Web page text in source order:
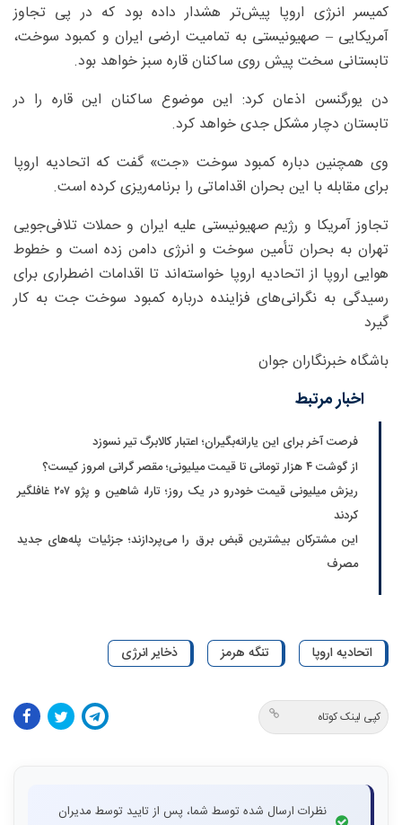
کمیسر انرژی اروپا پیش‌تر هشدار داده بود که در پی تجاوز
آمریکایی – صهیونیستی به تمامیت ارضی ایران و کمبود سوخت،
تابستانی سخت پیش روی ساکنان قاره سبز خواهد بود.
دن یورگنسن اذعان کرد: این موضوع ساکنان این قاره را در
تابستان دچار مشکل جدی خواهد کرد.
وی همچنین دباره کمبود سوخت «جت» گفت که اتحادیه اروپا
برای مقابله با این بحران اقداماتی را برنامه‌ریزی کرده است.
تجاوز آمریکا و رژیم صهیونیستی علیه ایران و حملات تلافی‌جویی
تهران به بحران تأمین سوخت و انرژی دامن زده است و خطوط
هوایی اروپا از اتحادیه اروپا خواسته‌اند تا اقدامات اضطراری برای
رسیدگی به نگرانی‌های فزاینده درباره کمبود سوخت جت به کار
گیرد
باشگاه خبرنگاران جوان
اخبار مرتبط
فرصت آخر برای این یارانه‌بگیران؛ اعتبار کالابرگ تیر نسوزد
از گوشت ۴ هزار تومانی تا قیمت میلیونی؛ مقصر گرانی امروز کیست؟
ریزش میلیونی قیمت خودرو در یک روز؛ تارا، شاهین و پژو ۲۰۷ غافلگیر
کردند
این مشترکان بیشترین قبض برق را می‌پردازند؛ جزئیات پله‌های جدید
مصرف
اتحادیه اروپا تنگه هرمز ذخایر انرژی
کپی لینک کوتاه
نظرات ارسال شده توسط شما، پس از تایید توسط مدیران